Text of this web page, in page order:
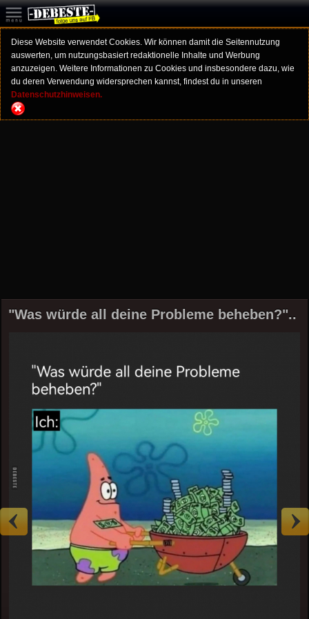
Diese Website verwendet Cookies. Wir können damit die Seitennutzung
auswerten, um nutzungsbasiert redaktionelle Inhalte und Werbung
anzuzeigen. Weitere Informationen zu Cookies und insbesondere dazu, wie
du deren Verwendung widersprechen kannst, findest du in unseren
Datenschutzhinweisen.
"Was würde all deine Probleme beheben?"..